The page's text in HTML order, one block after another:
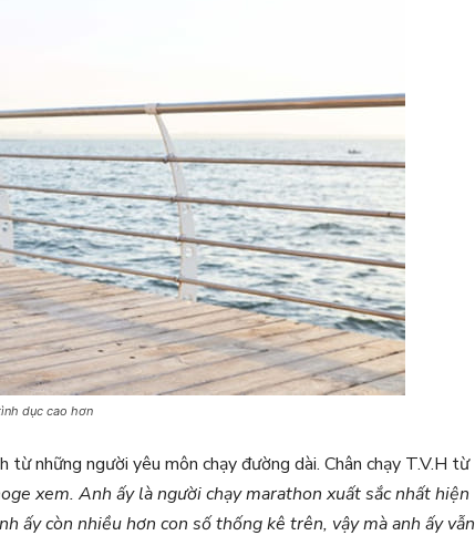
dục cao hơn
những người yêu môn chạy đường dài. Chân chạy T.V.H từ
xem. Anh ấy là người chạy marathon xuất sắc nhất hiện
ấy còn nhiều hơn con số thống kê trên, vậy mà anh ấy vẫn